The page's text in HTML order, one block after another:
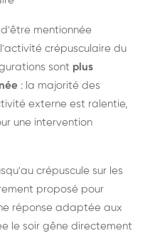
mentionnée
crépusculaire du
sont plus
: la majorité des
externe est ralentie,
une intervention
crépuscule sur les
proposé pour
réponse adaptée aux
le soir gêne directement